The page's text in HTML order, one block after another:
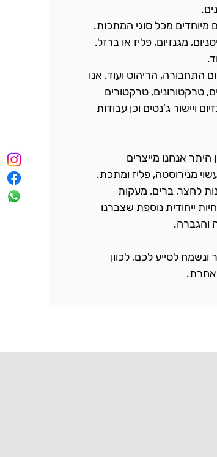
מיוחדים מכל סוגי המתכות.
מגנזיום, פליז או ברזל.
התחבורה, הריהוט ועוד. אנו
טרקטורונים, טרקטורים
ויישור ג'נטים וכן עבודות
אנחנו מייצרים
מנירוסטה, פליז ומתכת.
לחצר, ברים, מעקות
ייחודית נוספת שצברנו
והגברה.
לסייע לכם, לכוון
אחרת.